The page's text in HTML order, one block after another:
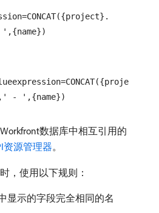
- ',{name})
数据库中相互引用的
资源管理器。
，使用以下规则：
显示的字段完全相同的名